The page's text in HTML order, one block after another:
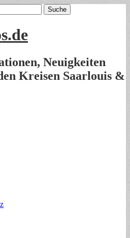
Neuigkeiten
Kreisen Saarlouis &